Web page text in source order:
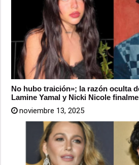
No hubo traición»; la razón oculta
Lamine Yamal y Nicki Nicole
noviembre 13, 2025